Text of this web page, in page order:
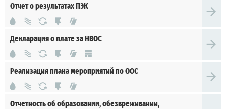
Отчет о результатах ПЭК
Декларация о плате за НВОС
Реализация плана мероприятий по ООС
Отчетность об образовании, обезвреживании,